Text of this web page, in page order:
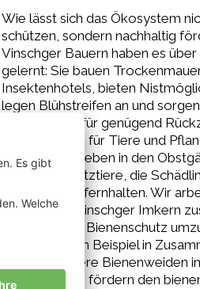
Wie lässt sich das Ökosystem
schützen, sondern nachhaltig
Vinschger Bauern haben es über
gelernt: Sie bauen
Insektenhotels, bieten
legen Blühstreifen an und
Obstanlagen für genügend
Lebensräume für Tiere und
Dank: reges Leben in den
genügend Nutztiere, die
natürliche Art fernhalten. Wir
eng mit den Vinschger Imkern
Projekte zum Bienenschutz
haben wir zum Beispiel in
bereits mehrere Bienenweiden
errichtet oder fördern den